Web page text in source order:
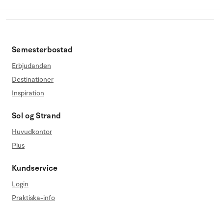
Semesterbostad
Erbjudanden
Destinationer
Inspiration
Sol og Strand
Huvudkontor
Plus
Kundservice
Login
Praktiska-info